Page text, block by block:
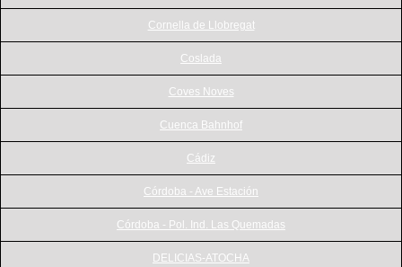
Cornella de Llobregat
Coslada
Coves Noves
Cuenca Bahnhof
Cádiz
Córdoba - Ave Estación
Córdoba - Pol. Ind. Las Quemadas
DELICIAS-ATOCHA